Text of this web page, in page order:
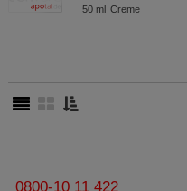
50 ml Creme
0800-10 11 422